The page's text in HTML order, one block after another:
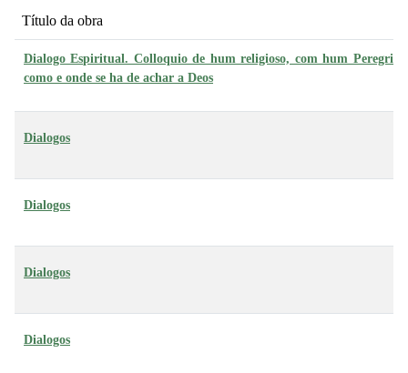
Título da obra
Dialogo Espiritual. Colloquio de hum religioso, com hum
como e onde se ha de achar a Deos
Dialogos
Dialogos
Dialogos
Dialogos